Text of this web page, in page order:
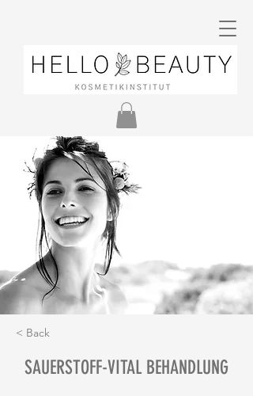
< Back
SAUERSTOFF-VITAL BEHANDLUNG